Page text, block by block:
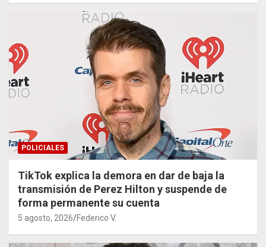
POLICIALES
TikTok explica la demora en dar de baja la
transmisión de Perez Hilton y suspende de
forma permanente su cuenta
5 agosto, 2026 Federico V.